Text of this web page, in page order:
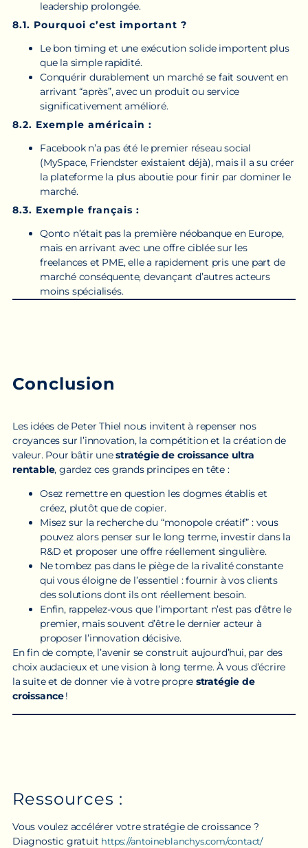
leadership prolongée.
8.1. Pourquoi c’est important ?
Le bon timing et une exécution solide importent plus
que la simple rapidité.
Conquérir durablement un marché se fait souvent en
arrivant “après”, avec un produit ou service
significativement amélioré.
8.2. Exemple américain :
Facebook n’a pas été le premier réseau social
(MySpace, Friendster existaient déjà), mais il a su créer
la plateforme la plus aboutie pour finir par dominer le
marché.
8.3. Exemple français :
Qonto n’était pas la première néobanque en Europe,
mais en arrivant avec une offre ciblée sur les
freelances et PME, elle a rapidement pris une part de
marché conséquente, devançant d’autres acteurs
moins spécialisés.
Conclusion
Les idées de Peter Thiel nous invitent à repenser nos
croyances sur l’innovation, la compétition et la création de
valeur. Pour bâtir unestratégie de croissance ultra
rentable, gardez ces grands principes en tête :
Osez remettre en question les dogmes établis et
créez, plutôt que de copier.
Misez sur la recherche du “monopole créatif” : vous
pouvez alors penser sur le long terme, investir dans la
R&D et proposer une offre réellement singulière.
Ne tombez pas dans le piège de la rivalité constante
qui vous éloigne de l’essentiel : fournir à vos clients
des solutions dont ils ont réellement besoin.
Enfin, rappelez-vous que l’important n’est pas d’être le
premier, mais souvent d’être le dernier acteur à
proposer l’innovation décisive.
En fin de compte, l’avenir se construit aujourd’hui, par des
choix audacieux et une vision à long terme. À vous d’écrire
la suite et de donner vie à votre propre stratégie de
croissance!
Ressources :
Vous voulez accélérer votre stratégie de croissance ?
Diagnostic gratuit https://antoineblanchys.com/contact/